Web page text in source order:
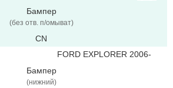
Бампер
(без отв. п/омыват)
CN
FORD EXPLORER 2006-
Бампер
(нижний)